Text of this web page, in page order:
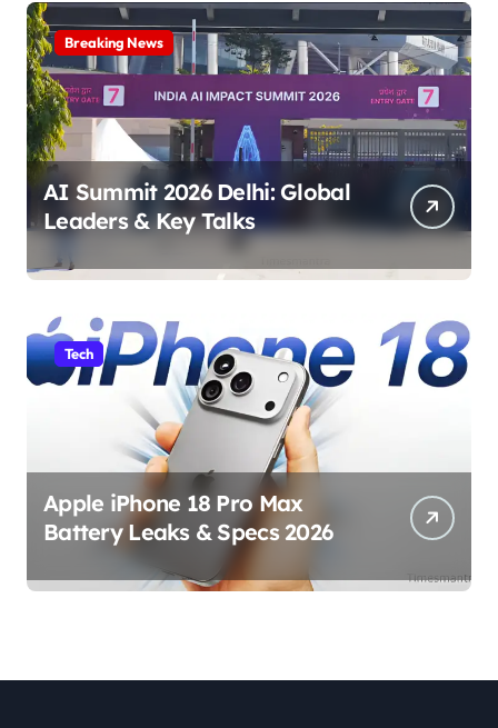
Breaking News
AI Summit 2026 Delhi: Global
Leaders & Key Talks
Tech
Apple iPhone 18 Pro Max
Battery Leaks & Specs 2026